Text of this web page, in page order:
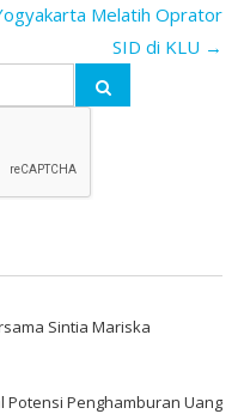
Melatih Oprator
SID di KLU →
Sintia Mariska
Potensi Penghamburan Uang